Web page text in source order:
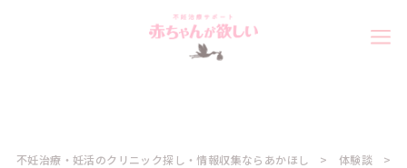
不妊治療・妊活のクリニック探し・情報収集ならあかほし 体験談